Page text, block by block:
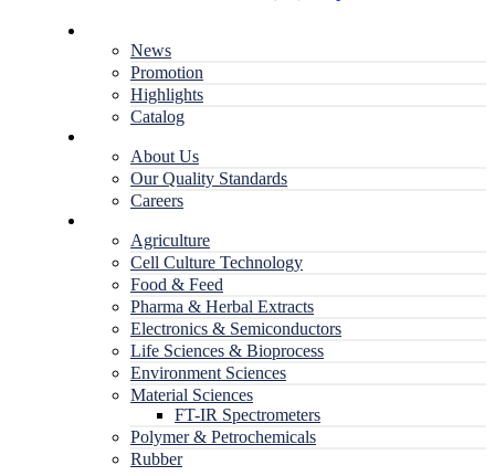
News
Promotion
Highlights
Catalog
About Us
Our Quality Standards
Careers
Agriculture
Cell Culture Technology
Food & Feed
Pharma & Herbal Extracts
Electronics & Semiconductors
Life Sciences & Bioprocess
Environment Sciences
Material Sciences
FT-IR Spectrometers
Polymer & Petrochemicals
Rubber